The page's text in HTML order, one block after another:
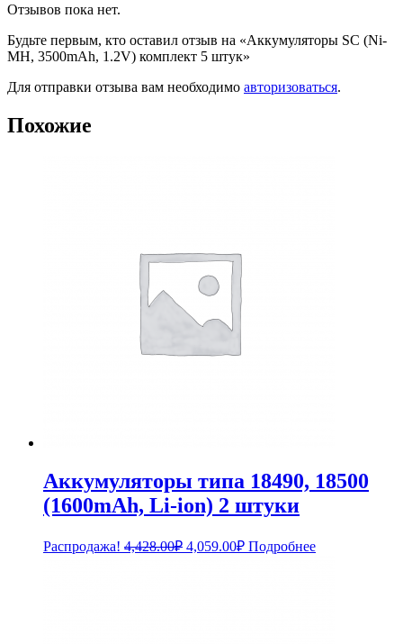
Отзывов пока нет.
Будьте первым, кто оставил отзыв на «Аккумуляторы SC (Ni-
MH, 3500mAh, 1.2V) комплект 5 штук»
Для отправки отзыва вам необходимо авторизоваться.
Похожие
Аккумуляторы типа 18490, 18500
(1600mAh, Li-ion) 2 штуки
Распродажа! 4,428.00₽ Первоначальная
4,059.00₽Текущая
цена:
Подробнее